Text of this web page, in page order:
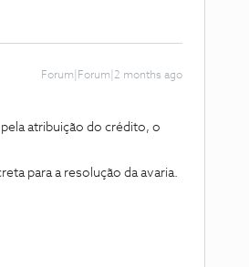
Forum|Forum|2 months ago
atribuição do crédito, o
para a resolução da avaria.